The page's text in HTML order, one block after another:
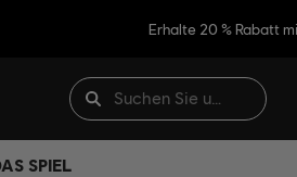
Erhalte 20 % Rabatt
SPIEL